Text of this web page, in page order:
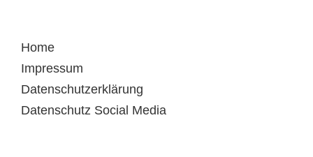
Home
Impressum
Datenschutzerklärung
Datenschutz Social Media